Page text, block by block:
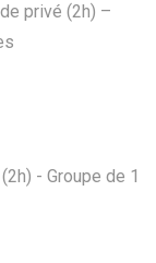
privé (2h) –
- Groupe de 1